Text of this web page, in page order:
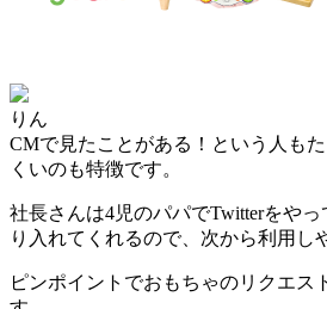
りん
CMで見たことがある！という人も
くいのも特徴です。
社長さんは4児のパパでTwitterをや
り入れてくれるので、次から利用し
ピンポイントでおもちゃのリクエ